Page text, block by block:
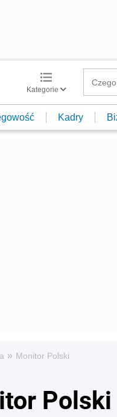
Kategorie
Kadry
» Monitor Polski